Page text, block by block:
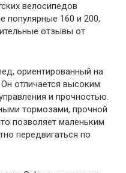
велосипедов
популярные 160 и 200,
отзывы от
ориентированный на
отличается высоким
и прочностью.
тормозами, прочной
позволяет маленьким
передвигаться по